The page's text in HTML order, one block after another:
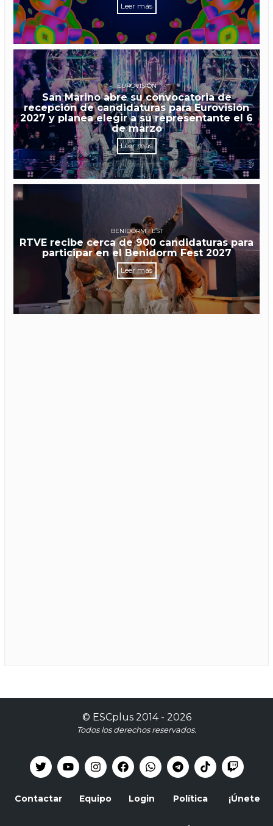
Leer más
EUROVISIÓN
San Marino abre su convocatoria de
recepción de candidaturas para Eurovisión
2027 y planea elegir a su representante el 6
de marzo
Leer más
BENIDORM FEST
RTVE recibe cerca de 900 candidaturas para
participar en el Benidorm Fest 2027
Leer más
© ESCplus2014 - 2026
Todos los derechos reservados.
Contactar Equipo Login Política ¡Únete